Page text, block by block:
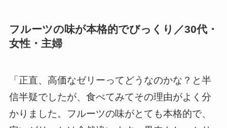
フルーツの味が本格的でびっくり／30代・
女性・主婦
「正直、高価なゼリーってどうなのかな？と半
信半疑でしたが、食べてみてその理由がよく分
かりました。フルーツの味がとても本格的で、